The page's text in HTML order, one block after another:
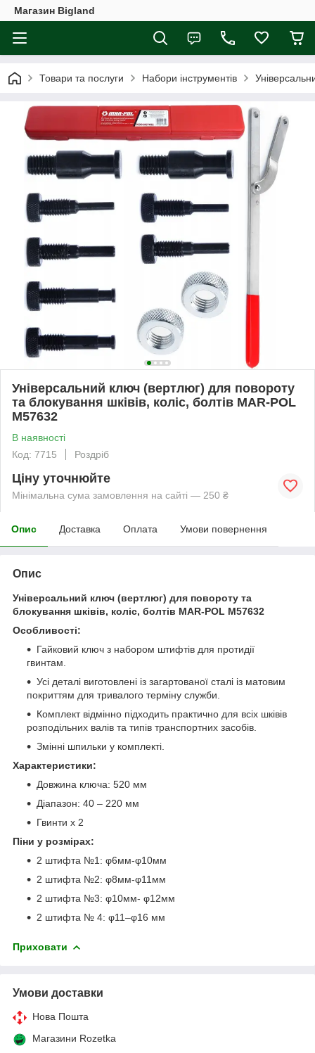
Магазин Bigland
Товари та послуги Набори інструментів
Універсальний ключ (вертлюг) для повороту
та блокування шківів, коліс, болтів MAR-POL
M57632
В наявності
Код: 7715
Роздріб
Ціну уточнюйте
Мінімальна сума замовлення на сайті — 250 ₴
Опис Доставка Оплата Умови повернення
Опис
Універсальний ключ (вертлюг) для повороту та
блокування шківів, коліс, болтів MAR-POL M57632
Особливості:
Гайковий ключ з набором штифтів для протидії
гвинтам.
Усі деталі виготовлені із загартованої сталі із матовим
покриттям для тривалого терміну служби.
Комплект відмінно підходить практично для всіх шківів
розподільних валів та типів транспортних засобів.
Змінні шпильки у комплекті.
Характеристики:
Довжина ключа: 520 мм
Діапазон: 40 – 220 мм
Гвинти х 2
Піни у розмірах:
2 штифта №1: φ6мм-φ10мм
2 штифта №2: φ8мм-φ11мм
2 штифта №3: φ10мм- φ12мм
2 штифта № 4: φ11–φ16 мм
Приховати
Умови доставки
Нова Пошта
Магазини Rozetka